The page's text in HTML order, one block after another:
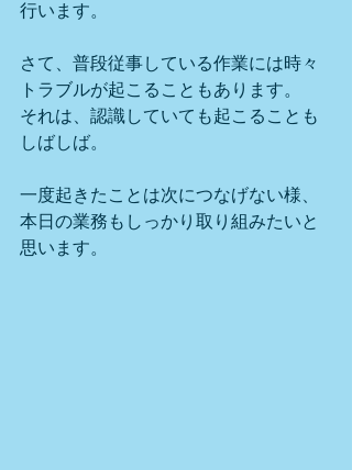
行います。
さて、普段従事している作業には時々
トラブルが起こることもあります。
それは、認識していても起こることも
しばしば。
一度起きたことは次につなげない様、
本日の業務もしっかり取り組みたいと
思います。